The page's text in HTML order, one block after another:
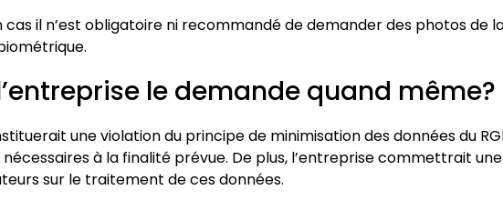
cas il n’est obligatoire ni recommandé de demander des photos de
le demande quand même?
une violation du principe de minimisation des données du
à la finalité prévue. De plus, l’entreprise commettrait
sur le traitement de ces données.